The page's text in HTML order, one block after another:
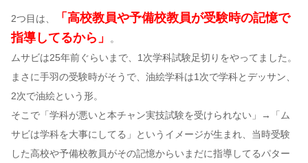
2つ目は、
「高校教員や予備校教員が受験時の記憶で
指導してるから」
。
ムサビは25年前ぐらいまで、1次学科試験足切りをやってました。
まさに手羽の受験時がそうで、油絵学科は1次で学科とデッサン、
2次で油絵という形。
そこで「学科が悪いと本チャン実技試験を受けられない」→「ム
サビは学科を大事にしてる」というイメージが生まれ、当時受験
した高校や予備校教員がその記憶からいまだに指導してるパター